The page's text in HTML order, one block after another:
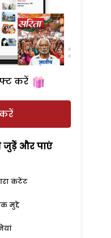
करें
जुड़ेें और पाएं
कंटेंट
मुद्दे